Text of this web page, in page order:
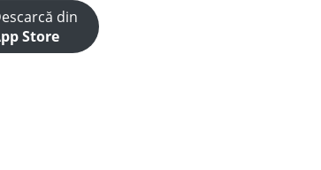
din
Store